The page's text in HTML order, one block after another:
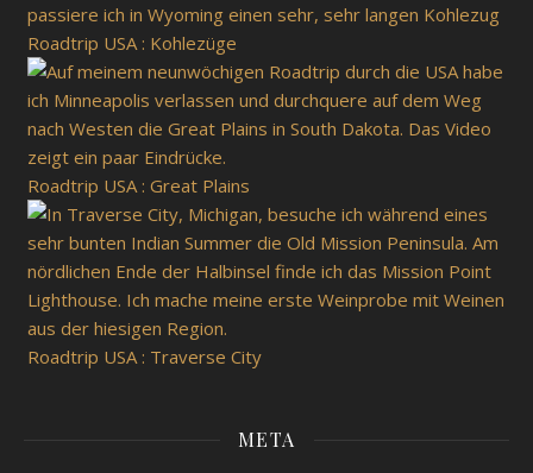
Roadtrip USA : Kohlezüge
Roadtrip USA : Great Plains
Roadtrip USA : Traverse City
META